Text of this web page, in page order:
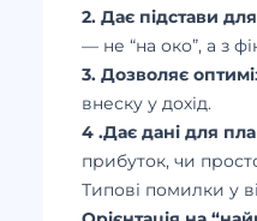
2. Дає підстави
— не “на око”, а з
3. Дозволяє
внеску у дохід.
4 .Дає дані для
прибуток, чи
Типові помилки у